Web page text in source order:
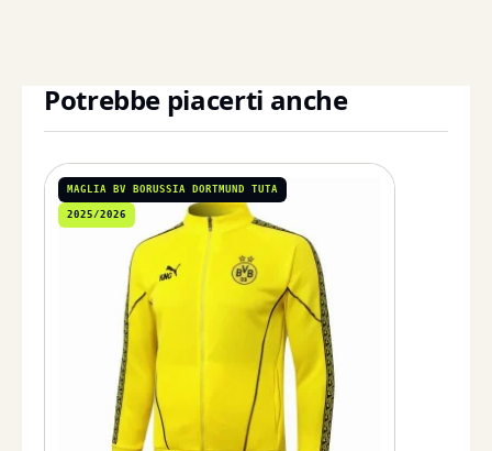
Potrebbe piacerti anche
MAGLIA BV BORUSSIA DORTMUND TUTA
2025/2026